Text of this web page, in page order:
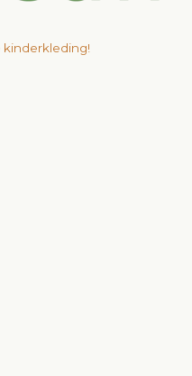
kinderkleding!